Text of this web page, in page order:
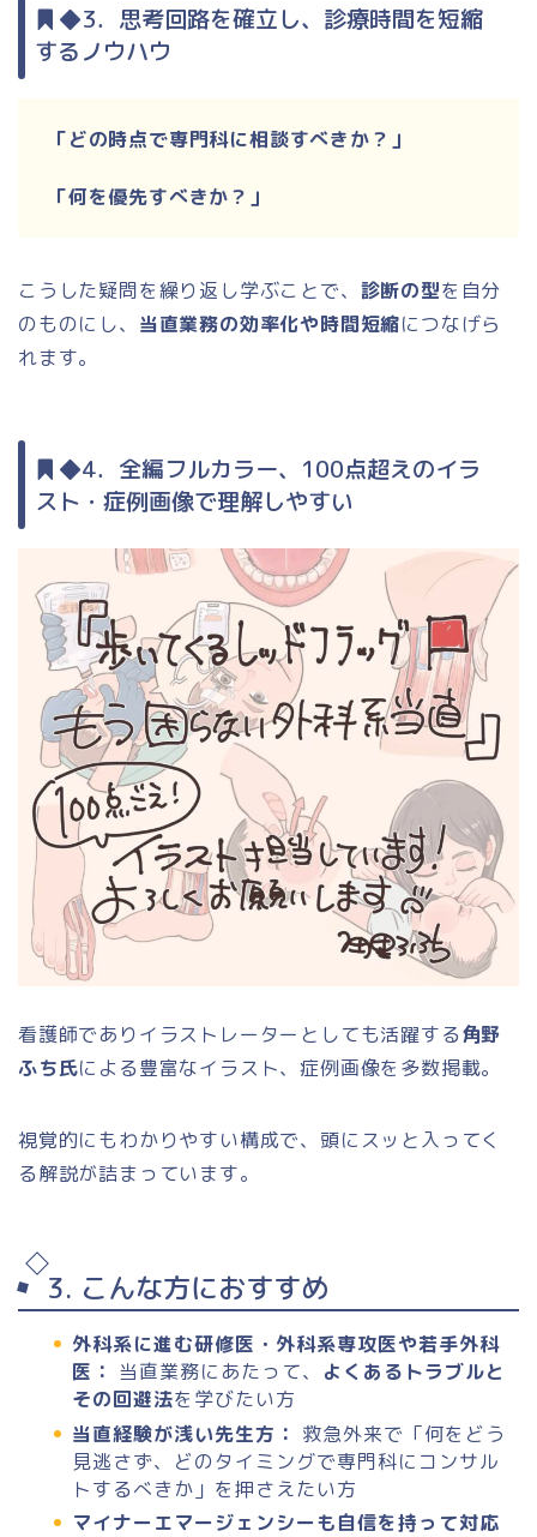
◆3．思考回路を確立し、診療時間を短縮
するノウハウ
「どの時点で専門科に相談すべきか？」
「何を優先すべきか？」
こうした疑問を繰り返し学ぶことで、 診断の型を自分
のものにし、 当直業務の効率化や時間短縮につなげら
れます。
◆4．全編フルカラー、100点超えのイラ
スト・症例画像で理解しやすい
看護師でありイラストレーターとしても活躍する角野
ふち氏による豊富なイラスト、症例画像を多数掲載。
視覚的にもわかりやすい構成で、頭にスッと入ってく
る解説が詰まっています。
3. こんな方におすすめ
外科系に進む研修医・外科系専攻医や若手外科
医： 当直業務にあたって、 よくあるトラブルと
その回避法を学びたい方
当直経験が浅い先生方： 救急外来で「何をどう
見逃さず、どのタイミングで専門科にコンサル
トするべきか」を押さえたい方
マイナーエマージェンシーも自信を持って対応